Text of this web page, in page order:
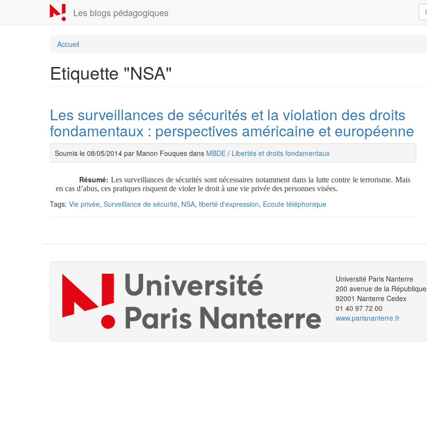
contenu
Les blogs pédagogiques
Accueil
Etiquette "NSA"
Les surveillances de sécurités et la violation des droits
fondamentaux : perspectives américaine et européenne
Soumis le 08/05/2014 par Manon Fouques dans MBDE / Libertés et droits fondamentaux
Résumé: Les surveillances de sécurités sont nécessaires notamment dans la lutte contre le terrorisme. Mais
en cas d’abus, ces pratiques risquent de violer le droit à une vie privée des personnes visées.
Tags: Vie privée, Surveillance de sécurité, NSA, liberté d'expression, Ecoute téléphonique
Université Paris Nanterre
200 avenue de la République
92001 Nanterre Cedex
01 40 97 72 00
www.parisnanterre.fr